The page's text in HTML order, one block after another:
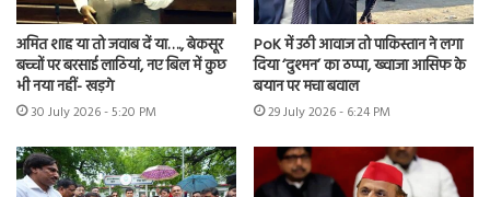
अमित शाह या तो जवाब दें या…., बेकसूर
बच्चों पर बरसाई लाठियां, नए बिल में कुछ
भी नया नहीं- खड़गे
30 July 2026 - 5:20 PM
PoK में उठी आवाज तो पाकिस्तान ने लगा
दिया ‘दुश्मन’ का ठप्पा, ख्वाजा आसिफ के
बयान पर मचा बवाल
29 July 2026 - 6:24 PM